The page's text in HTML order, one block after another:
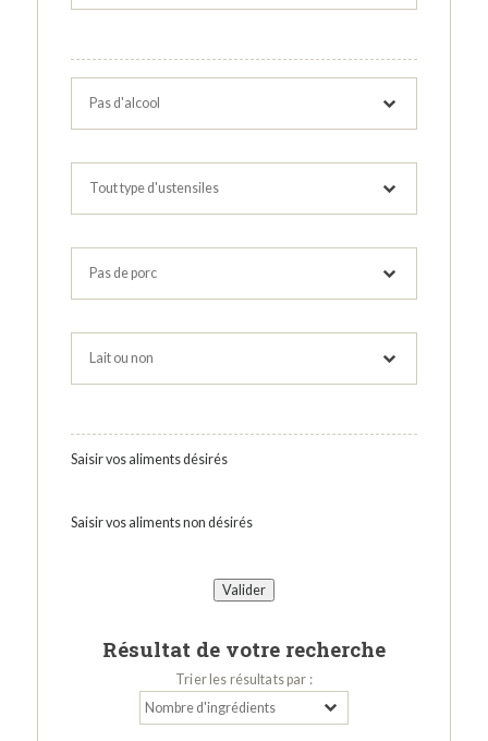
Saisir vos aliments désirés
Saisir vos aliments non désirés
Résultat de votre recherche
Trier les résultats par :